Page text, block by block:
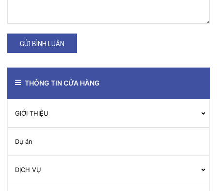
THÔNG TIN CỬA HÀNG
GIỚI THIỆU
Dự án
DỊCH VỤ
GỬI BÌNH LUẬN